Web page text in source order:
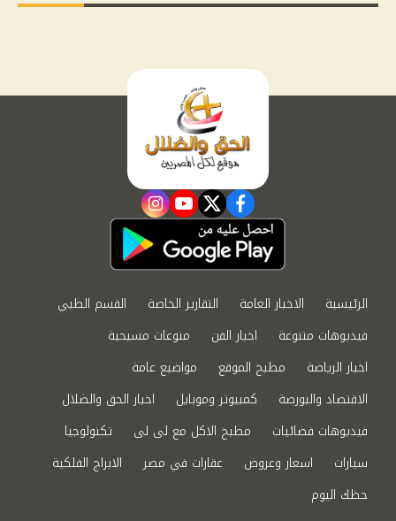
facebook
twitter
youtube
instagram
الرئيسية الاخبار العامة التقارير الخاصة
القسم الطبي
فيديوهات متنوعة
اخبار الفن
منوعات مسيحية
اخبار الرياضة
مطبخ الموقع
مواضيع عامة
الاقتصاد والبورصة
كمبيوتر وموبايل
اخبار الحق والضلال
فيديوهات فضائيات
مطبخ الاكل مع لى لى
تكنولوجيا
سيارات
اسعار وعروض عقارات في مصر
الابراج الفلكية
حظك اليوم